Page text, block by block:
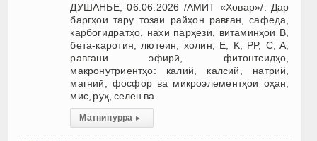
ДУШАНБЕ, 06.06.2026 /АМИТ «Ховар»/. Дар
баргҳои тару тозаи райҳон равған, сафеда,
карбогидратҳо, нахи парҳезӣ, витаминҳои В,
бета-каротин, лютеин, холин, E, K, PP, C, A,
равғани эфирӣ, фитонтсидҳо,
макронутриентҳо: калий, калсий, натрий,
магний, фосфор ва микроэлементҳои оҳан,
мис, руҳ, селен ва
Матни пурра ▸